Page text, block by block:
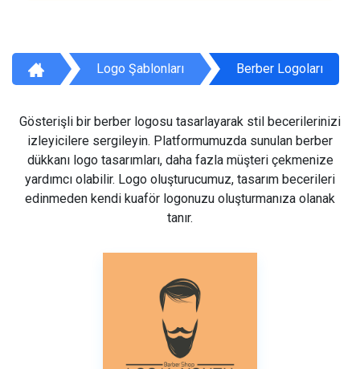
Logo Şablonları Berber Logoları
Gösterişli bir berber logosu tasarlayarak stil becerilerinizi
izleyicilere sergileyin. Platformumuzda sunulan berber
dükkanı logo tasarımları, daha fazla müşteri çekmenize
yardımcı olabilir. Logo oluşturucumuz, tasarım becerileri
edinmeden kendi kuaför logonuzu oluşturmanıza olanak
tanır.